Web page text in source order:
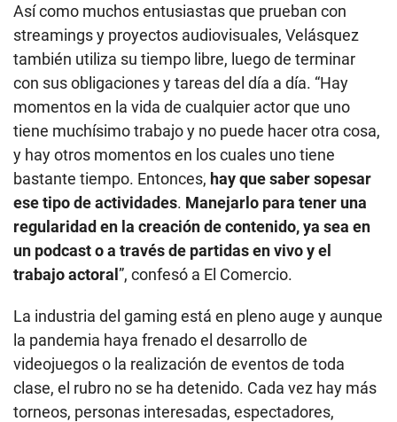
Así como muchos entusiastas que prueban con
streamings y proyectos audiovisuales, Velásquez
también utiliza su tiempo libre, luego de terminar
con sus obligaciones y tareas del día a día. “Hay
momentos en la vida de cualquier actor que uno
tiene muchísimo trabajo y no puede hacer otra cosa,
y hay otros momentos en los cuales uno tiene
bastante tiempo. Entonces, hay que saber sopesar
ese tipo de actividades. Manejarlo para tener una
regularidad en la creación de contenido, ya sea en
un podcast o a través de partidas en vivo y el
trabajo actoral”, confesó a El Comercio.
La industria del gaming está en pleno auge y aunque
la pandemia haya frenado el desarrollo de
videojuegos o la realización de eventos de toda
clase, el rubro no se ha detenido. Cada vez hay más
torneos, personas interesadas, espectadores,